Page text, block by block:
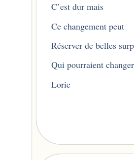
C’est dur mais
Ce changement peut
Réserver de belles
Qui pourraient
Lorie